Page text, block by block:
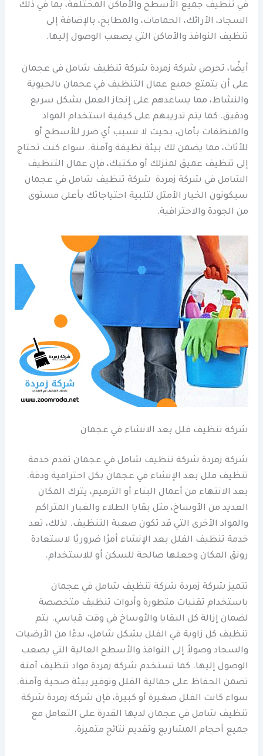
في تنظيف جميع الأسطح والأماكن المختلفة، بما في ذلك
السجاد، الأرائك، الحمامات، والمطابخ، بالإضافة إلى
تنظيف النوافذ والأماكن التي يصعب الوصول إليها.
أيضًا، تحرص شركة زمردة شركة تنظيف شامل في عجمان
على أن يتمتع جميع عمال التنظيف في عجمان بالحيوية
والنشاط، مما يساعدهم على إنجاز العمل بشكل سريع
ودقيق. كما يتم تدريبهم على كيفية استخدام المواد
والمنظفات بأمان، بحيث لا تسبب أي ضرر للأسطح أو
للأثاث، مما يضمن لك بيئة نظيفة وآمنة. سواء كنت تحتاج
إلى تنظيف عميق لمنزلك أو مكتبك، فإن عمال التنظيف
الشامل في شركة زمردة شركة تنظيف شامل في عجمان
سيكونون الخيار الأمثل لتلبية احتياجاتك بأعلى مستوى
من الجودة والاحترافية.
شركة تنظيف فلل بعد الانشاء في عجمان
شركة زمردة شركة تنظيف شامل في عجمان تقدم خدمة
تنظيف فلل بعد الإنشاء في عجمان بكل احترافية ودقة.
بعد الانتهاء من أعمال البناء أو الترميم، يترك المكان
العديد من الأوساخ، مثل بقايا الطلاء والغبار المتراكم
والمواد الأخرى التي قد تكون صعبة التنظيف. لذلك، تعد
خدمة تنظيف الفلل بعد الإنشاء أمرًا ضروريًا لاستعادة
رونق المكان وجعلها صالحة للسكن أو للاستخدام.
تتميز شركة زمردة شركة تنظيف شامل في عجمان
باستخدام تقنيات متطورة وأدوات تنظيف متخصصة
لضمان إزالة كل البقايا والأوساخ في وقت قياسي. يتم
تنظيف كل زاوية في الفلل بشكل شامل، بدءًا من الأرضيات
والسجاد وصولاً إلى النوافذ والأسطح العالية التي يصعب
الوصول إليها. كما تستخدم شركة زمردة مواد تنظيف آمنة
تضمن الحفاظ على جمالية الفلل وتوفير بيئة صحية وآمنة.
سواء كانت الفلل صغيرة أو كبيرة، فإن شركة زمردة شركة
تنظيف شامل في عجمان لديها القدرة على التعامل مع
جميع أحجام المشاريع وتقديم نتائج متميزة.